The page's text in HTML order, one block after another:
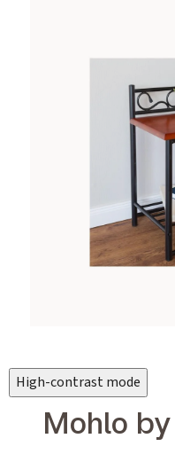
High-contrast mode
Mohlo